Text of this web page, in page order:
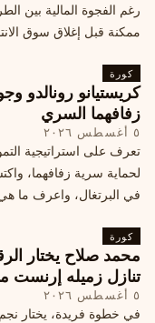
رغم الفجوة المالية بين
ممكنة قبل إغلاق سوق
كورة
زفافهما السري
٥ أغسطس ٢٠٢٦
تعرف على استراتيجية
لحماية سرية زفافهما،
في البرتغال، واعرف ما
كورة
تنازل زميله إرنست
٥ أغسطس ٢٠٢٦